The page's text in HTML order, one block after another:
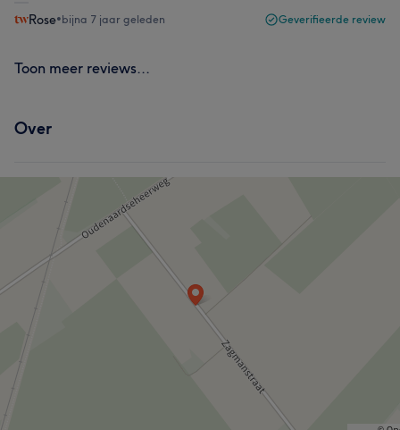
Rose•bijna 7 jaar geleden Geverifieerde review
Toon meer reviews...
Over